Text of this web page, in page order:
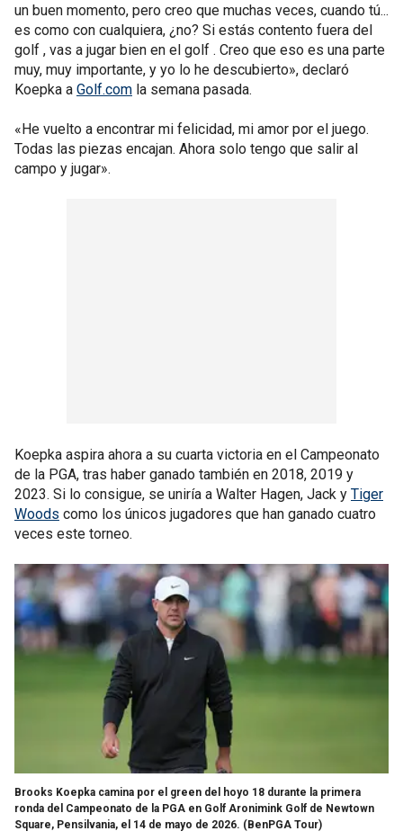
un buen momento, pero creo que muchas veces, cuando tú...
es como con cualquiera, ¿no? Si estás contento fuera del
golf , vas a jugar bien en el golf . Creo que eso es una parte
muy, muy importante, y yo lo he descubierto», declaró
Koepka a Golf.com la semana pasada.
«He vuelto a encontrar mi felicidad, mi amor por el juego.
Todas las piezas encajan. Ahora solo tengo que salir al
campo y jugar».
Koepka aspira ahora a su cuarta victoria en el Campeonato
de la PGA, tras haber ganado también en 2018, 2019 y
2023. Si lo consigue, se uniría a Walter Hagen, Jack y Tiger
Woods como los únicos jugadores que han ganado cuatro
veces este torneo.
Brooks Koepka camina por el green del hoyo 18 durante la primera
ronda del Campeonato de la PGA en Golf Aronimink Golf de Newtown
Square, Pensilvania, el 14 de mayo de 2026. (BenPGA Tour)